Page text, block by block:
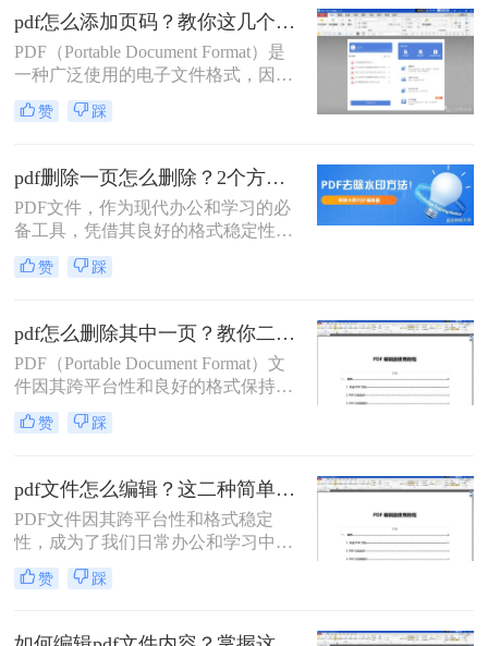
常被视为只读文件，其编辑和修改过
程相对复杂。本文将详细介绍如何修
改PDF文件，帮助您轻松应对各种编
辑需求。
pdf怎么添加页码？教你这几个快速添加页码方法！
PDF（Portable Document Format）是
一种广泛使用的电子文件格式，因其
跨平台兼容性、安全性高和保留文档
原始格式等特点而备受欢迎。然而，
文件添加页码，以便更好地管理和阅
读。本文将详细介绍pdf怎么添加页
码。
赞 踩
pdf删除一页怎么删除？2个方法分享给大家！
PDF文件，作为现代办公和学习的必
备工具，凭借其良好的格式稳定性和
跨平台性受到了广大用户的喜爱。然
而，在编辑PDF文件时，我们有时会
文将为您详细介绍PDF删除一页怎么
删除，帮助您轻松应对这一需求。
赞 踩
pdf怎么删除其中一页？教你二个快速删除技巧！
PDF（Portable Document Format）文
件因其跨平台性和良好的格式保持能
力，在办公、学习和日常生活中得到
了广泛的应用。然而，有时候我们可
面，需要将其删除。本文将详细介绍
PDF怎么删除其中一页，帮助您轻松
处理这类问题。
赞 踩
pdf文件怎么编辑？这二种简单的方法分享给你！
PDF文件因其跨平台性和格式稳定
性，成为了我们日常办公和学习中不
可或缺的一部分。然而，当需要对
PDF文件进行编辑时，许多人可能会
呢？今天，我将为大家介绍两种常见
赞 踩